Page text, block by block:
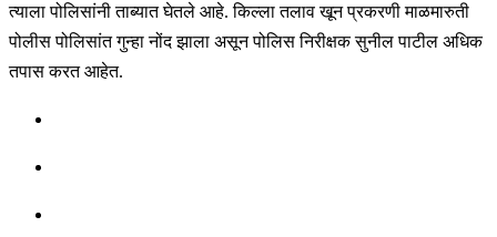
त्याला पोलिसांनी ताब्यात घेतले आहे. किल्ला तलाव खून प्रकरणी माळमारुती
पोलीस पोलिसांत गुन्हा नोंद झाला असून पोलिस निरीक्षक सुनील पाटील अधिक
तपास करत आहेत.